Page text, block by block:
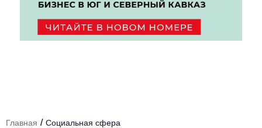
Категории:
Финансы
Главная / Социальная сфера